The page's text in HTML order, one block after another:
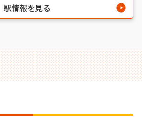
駅情報を見る